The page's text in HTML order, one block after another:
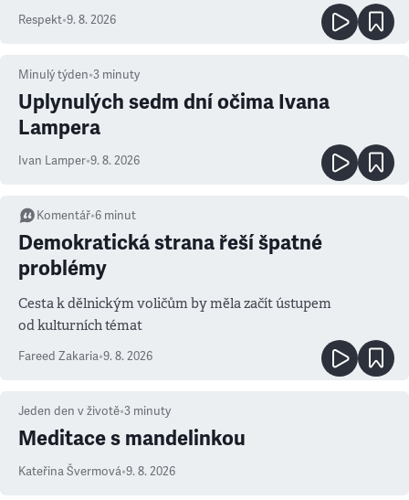
Respekt•9. 8. 2026
Minulý týden•3 minuty
Uplynulých sedm dní očima Ivana
Lampera
Ivan Lamper•9. 8. 2026
Komentář•6 minut
Demokratická strana řeší špatné
problémy
Cesta k dělnickým voličům by měla začít ústupem
od kulturních témat
Fareed Zakaria•9. 8. 2026
Jeden den v životě•3 minuty
Meditace s mandelinkou
Kateřina Švermová•9. 8. 2026